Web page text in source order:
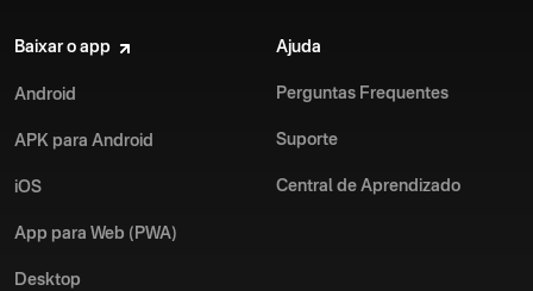
Baixar o app
Android
APK para Android
iOS
App para Web (PWA)
Desktop
Ajuda
Perguntas Frequentes
Suporte
Central de Aprendizado